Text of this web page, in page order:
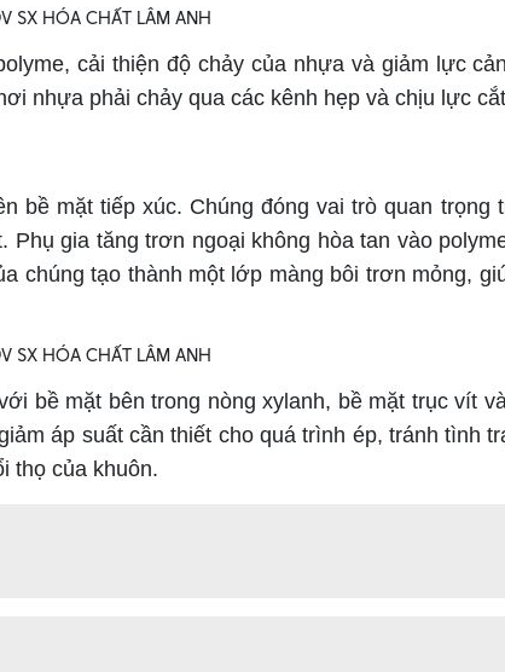
cải thiện độ chảy của nhựa và giảm lực
nhựa phải chảy qua các kênh hẹp và chịu lực
mặt tiếp xúc. Chúng đóng vai trò quan trọng
gia tăng trơn ngoại không hòa tan vào
chúng tạo thành một lớp màng bôi trơn mỏng,
bề mặt bên trong nòng xylanh, bề mặt trục vít
áp suất cần thiết cho quá trình ép, tránh tình
thọ của khuôn.